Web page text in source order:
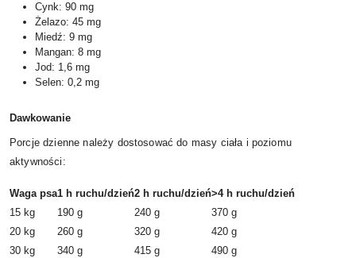
Cynk: 90 mg
Żelazo: 45 mg
Miedź: 9 mg
Mangan: 8 mg
Jod: 1,6 mg
Selen: 0,2 mg
Dawkowanie
Porcje dzienne należy dostosować do masy ciała i poziomu
aktywności:
Waga psa1 h ruchu/dzień2 h ruchu/dzień>4 h ruchu/dzień
15 kg
190 g 240 g
370 g
20 kg
260 g 320 g
420 g
30 kg
340 g 415 g
490 g